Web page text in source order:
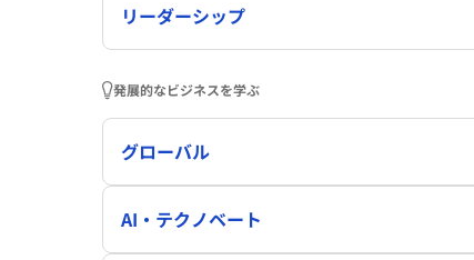
リーダーシップ
発展的なビジネスを学ぶ
グローバル
AI・テクノベート